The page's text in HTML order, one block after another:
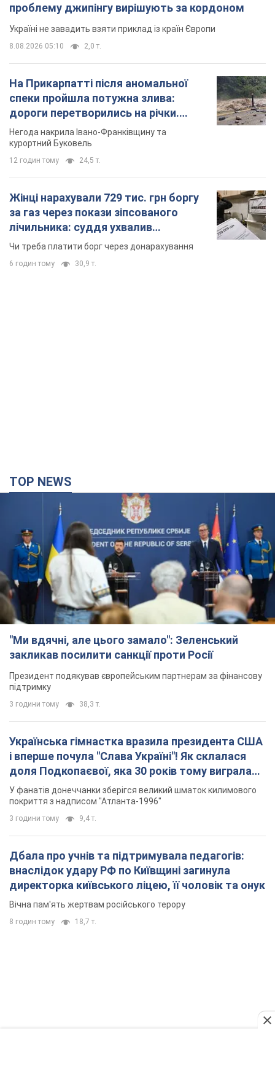
проблему джипінгу вирішують за кордоном
Україні не завадить взяти приклад із країн Європи
8.08.2026 05:10 2,0 т.
На Прикарпатті після аномальної
спеки пройшла потужна злива:
дороги перетворились на річки.
Відео
Негода накрила Івано-Франківщину та
курортний Буковель
12 годин тому 24,5 т.
Жінці нарахували 729 тис. грн боргу
за газ через покази зіпсованого
лічильника: суддя ухвалив
неочікуване рішення
Чи треба платити борг через донарахування
6 годин тому 30,9 т.
TOP NEWS
"Ми вдячні, але цього замало": Зеленський
закликав посилити санкції проти Росії
Президент подякував європейським партнерам за фінансову
підтримку
3 години тому 38,3 т.
Українська гімнастка вразила президента США
і вперше почула "Слава Україні"! Як склалася
доля Подкопаєвої, яка 30 років тому виграла
"золото" Олімпіади
У фанатів донеччанки зберігся великий шматок килимового
покриття з надписом "Атланта-1996"
3 години тому 9,4 т.
Дбала про учнів та підтримувала педагогів:
внаслідок удару РФ по Київщині загинула
директорка київського ліцею, її чоловік та онук
Вічна пам'ять жертвам російського терору
8 годин тому 18,7 т.